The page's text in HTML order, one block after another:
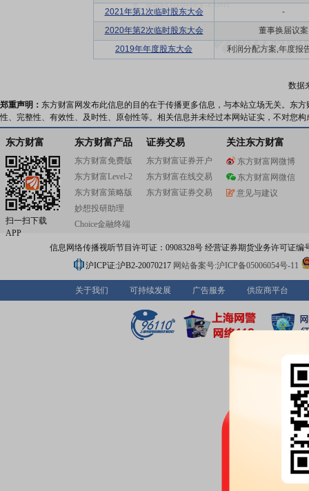
2021年第1次临时股东大会
-
2020年第2次临时股东大会
董事换届议案
2019年年度股东大会
利润分配方案,年度报
数据
郑重声明： 东方财富网发布此信息的目的在于传播更多信息，与本站立场无关。东
性、完整性、有效性、及时性、原创性等。相关信息并未经过本网站证实，不对您
东方财富
扫一扫下载
APP
东方财富产品
东方财富免费版
东方财富Level-2
东方财富策略版
妙想投研助理
Choice金融终端
证券交易
东方财富证券开户
东方财富在线交易
东方财富证券交易
关注东方财富
东方财富网微博
东方财富网微信
意见与建议
信息网络传播视听节目许可证：0908328号 经营证券期货业务许可证编
沪ICP证:沪B2-20070217 网站备案号:沪ICP备05006054号-11
关于我们 可持续发展 广告服务 供应商平台